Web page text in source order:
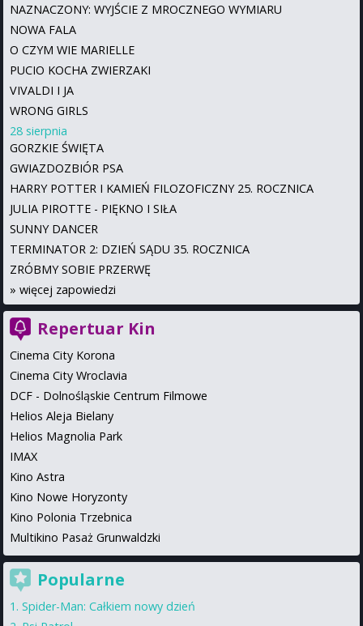
NAZNACZONY: WYJŚCIE Z MROCZNEGO WYMIARU
NOWA FALA
O CZYM WIE MARIELLE
PUCIO KOCHA ZWIERZAKI
VIVALDI I JA
WRONG GIRLS
28 sierpnia
GORZKIE ŚWIĘTA
GWIAZDOZBIÓR PSA
HARRY POTTER I KAMIEŃ FILOZOFICZNY 25. ROCZNICA
JULIA PIROTTE - PIĘKNO I SIŁA
SUNNY DANCER
TERMINATOR 2: DZIEŃ SĄDU 35. ROCZNICA
ZRÓBMY SOBIE PRZERWĘ
» więcej zapowiedzi
Repertuar Kin
Cinema City Korona
Cinema City Wroclavia
DCF - Dolnośląskie Centrum Filmowe
Helios Aleja Bielany
Helios Magnolia Park
IMAX
Kino Astra
Kino Nowe Horyzonty
Kino Polonia Trzebnica
Multikino Pasaż Grunwaldzki
Popularne
Spider-Man: Całkiem nowy dzień